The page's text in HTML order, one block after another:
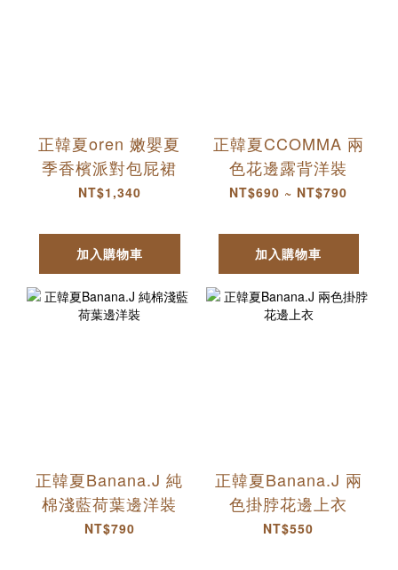
正韓夏oren 嫩嬰夏
季香檳派對包屁裙
NT$1,340
加入購物車
正韓夏CCOMMA 兩
色花邊露背洋裝
NT$690 ~ NT$790
加入購物車
正韓夏Banana.J 純
棉淺藍荷葉邊洋裝
NT$790
正韓夏Banana.J 兩
色掛脖花邊上衣
NT$550